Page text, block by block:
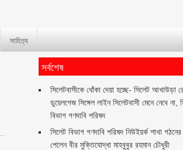
সাহিত্য
সর্বশেষ
‎সিলেটবাসীকে ধোঁকা দেয়া হচ্ছে- সিলেট আখাউড়া
ডুয়েলগেজ সিঙ্গেল লাইন সিলেটবাসী মেনে নেবে না,
বিভাগ গণদাবি পরিষদ
সিলেট বিভাগ গণদাবি পরিষদ নিউইয়র্ক শাখা গঠনের
পেলেন বীর মুক্তিযোদ্ধা মাহবুবুর রহমান চৌধুরী ‎ ‎